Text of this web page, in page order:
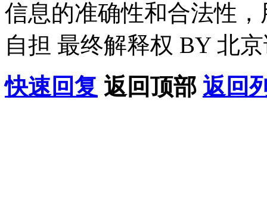
信息的准确性和合法性
自担 最终解释权 BY 北
快速回复 返回顶部 返回